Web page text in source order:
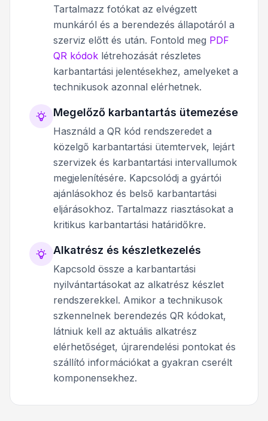
Tartalmazz fotókat az elvégzett
munkáról és a berendezés állapotáról a
szerviz előtt és után. Fontold meg PDF
QR kódok létrehozását részletes
karbantartási jelentésekhez, amelyeket a
technikusok azonnal elérhetnek.
Megelőző karbantartás ütemezése
Használd a QR kód rendszeredet a
közelgő karbantartási ütemtervek, lejárt
szervizek és karbantartási intervallumok
megjelenítésére. Kapcsolódj a gyártói
ajánlásokhoz és belső karbantartási
eljárásokhoz. Tartalmazz riasztásokat a
kritikus karbantartási határidőkre.
Alkatrész és készletkezelés
Kapcsold össze a karbantartási
nyilvántartásokat az alkatrész készlet
rendszerekkel. Amikor a technikusok
szkennelnek berendezés QR kódokat,
látniuk kell az aktuális alkatrész
elérhetőséget, újrarendelési pontokat és
szállító információkat a gyakran cserélt
komponensekhez.